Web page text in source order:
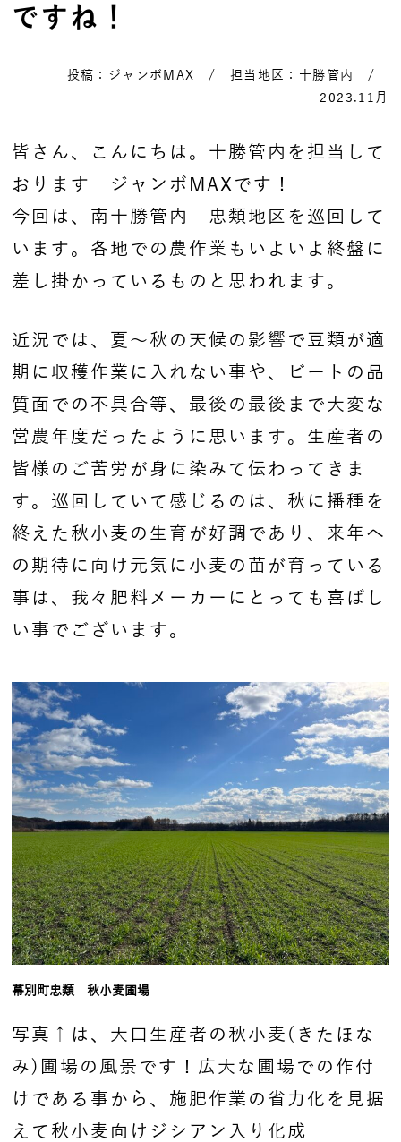
ですね！
投稿：ジャンボMAX / 担当地区：十勝管内 /
2023.11月
皆さん、こんにちは。十勝管内を担当して
おります ジャンボMAXです！
今回は、南十勝管内 忠類地区を巡回して
います。各地での農作業もいよいよ終盤に
差し掛かっているものと思われます。
近況では、夏～秋の天候の影響で豆類が適
期に収穫作業に入れない事や、ビートの品
質面での不具合等、最後の最後まで大変な
営農年度だったように思います。生産者の
皆様のご苦労が身に染みて伝わってきま
す。巡回していて感じるのは、秋に播種を
終えた秋小麦の生育が好調であり、来年へ
の期待に向け元気に小麦の苗が育っている
事は、我々肥料メーカーにとっても喜ばし
い事でございます。
幕別町忠類 秋小麦圃場
写真↑は、大口生産者の秋小麦(きたほな
み)圃場の風景です！広大な圃場での作付
けである事から、施肥作業の省力化を見据
えて秋小麦向けジシアン入り化成